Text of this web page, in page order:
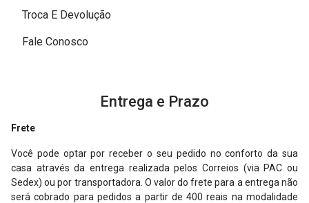
Implante
Troca E Devolução
Fale Conosco
Entrega e Prazo
Frete
Você pode optar por receber o seu pedido no conforto da sua
casa através da entrega realizada pelos Correios (via PAC ou
Sedex) ou por transportadora. O valor do frete para a entrega não
será cobrado para pedidos a partir de 400 reais na modalidade